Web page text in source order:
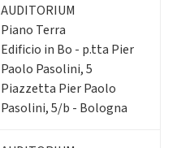
AUDITORIUM
Piano Terra
Edificio in Bo - p.tta Pier
Paolo Pasolini, 5
Piazzetta Pier Paolo
Pasolini, 5/b - Bologna